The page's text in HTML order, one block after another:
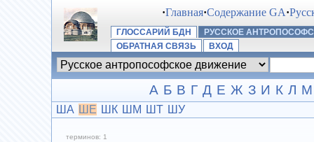
·Главная·Содержание GA·
ГЛОССАРИЙ БДН
РУССКОЕ
ОБРАТНАЯ СВЯЗЬ
ВХОД
А Б В Г Д Е Ж З И К Л М
ША ШЕ ШК ШМ ШТ ШУ
терминов: 1